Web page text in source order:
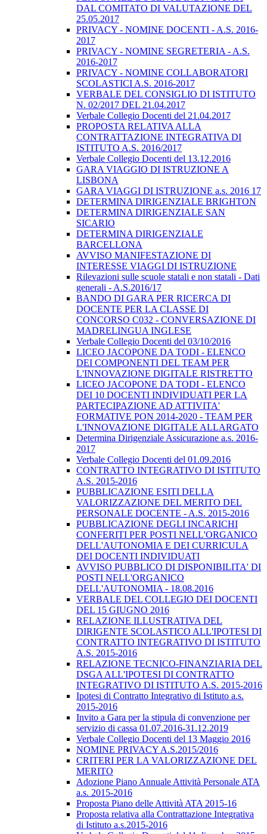
DAL COMITATO DI VALUTAZIONE DEL
25.05.2017
PRIVACY - NOMINE DOCENTI - A.S. 2016-
2017
PRIVACY - NOMINE SEGRETERIA - A.S.
2016-2017
PRIVACY - NOMINE COLLABORATORI
SCOLASTICI A.S. 2016-2017
VERBALE DEL CONSIGLIO DI ISTITUTO
N. 02/2017 DEL 21.04.2017
Verbale Collegio Docenti del 21.04.2017
PROPOSTA RELATIVA ALLA
CONTRATTAZIONE INTEGRATIVA DI
ISTITUTO A.S. 2016/2017
Verbale Collegio Docenti del 13.12.2016
GARA VIAGGIO DI ISTRUZIONE A
LISBONA
GARA VIAGGI DI ISTRUZIONE a.s. 2016 17
DETERMINA DIRIGENZIALE BRIGHTON
DETERMINA DIRIGENZIALE SAN
SICARIO
DETERMINA DIRIGENZIALE
BARCELLONA
AVVISO MANIFESTAZIONE DI
INTERESSE VIAGGI DI ISTRUZIONE
Rilevazioni sulle scuole statali e non statali - Dati
generali - A.S.2016/17
BANDO DI GARA PER RICERCA DI
DOCENTE PER LA CLASSE DI
CONCORSO C032 - CONVERSAZIONE DI
MADRELINGUA INGLESE
Verbale Collegio Docenti del 03/10/2016
LICEO JACOPONE DA TODI - ELENCO
DEI COMPONENTI DEL TEAM PER
L'INNOVAZIONE DIGITALE RISTRETTO
LICEO JACOPONE DA TODI - ELENCO
DEI 10 DOCENTI INDIVIDUATI PER LA
PARTECIPAZIONE AD ATTIVITA'
FORMATIVE PON 2014-2020 - TEAM PER
L'INNOVAZIONE DIGITALE ALLARGATO
Determina Dirigenziale Assicurazione a.s. 2016-
2017
Verbale Collegio Docenti del 01.09.2016
CONTRATTO INTEGRATIVO DI ISTITUTO
A.S. 2015-2016
PUBBLICAZIONE ESITI DELLA
VALORIZZAZIONE DEL MERITO DEL
PERSONALE DOCENTE - A.S. 2015-2016
PUBBLICAZIONE DEGLI INCARICHI
CONFERITI PER POSTI NELL'ORGANICO
DELL'AUTONOMIA E DEI CURRICULA
DEI DOCENTI INDIVIDUATI
AVVISO PUBBLICO DI DISPONIBILITA' DI
POSTI NELL'ORGANICO
DELL'AUTONOMIA - 18.08.2016
VERBALE DEL COLLEGIO DEI DOCENTI
DEL 15 GIUGNO 2016
RELAZIONE ILLUSTRATIVA DEL
DIRIGENTE SCOLASTICO ALL'IPOTESI DI
CONTRATTO INTEGRATIVO DI ISTITUTO
A.S. 2015-2016
RELAZIONE TECNICO-FINANZIARIA DEL
DSGA ALL'IPOTESI DI CONTRATTO
INTEGRATIVO DI ISTITUTO A.S. 2015-2016
Ipotesi di Contratto Integrativo di Istituto a.s.
2015-2016
Invito a Gara per la stipula di convenzione per
servizio di cassa 01.07.2016-31.12.2019
Verbale Collegio Docenti del 13 Maggio 2016
NOMINE PRIVACY A.S.2015/2016
CRITERI PER LA VALORIZZAZIONE DEL
MERITO
Adozione Piano Annuale Attività Personale ATA
a.s. 2015-2016
Proposta Piano delle Attività ATA 2015-16
Proposta relativa alla Contrattazione Integrativa
di Istituto a.s.2015-2016